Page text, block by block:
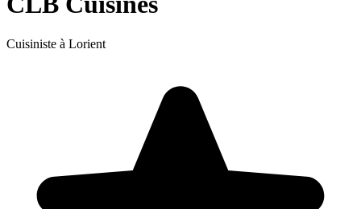
Cuisiniste à Lorient